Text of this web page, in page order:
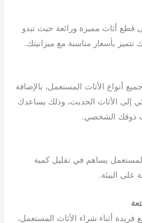
أثاث مميزة ورائعة حيث تبدو
تتميز بأسعار مناسبة مع ميزانيتك.
أنواع الأثاث المستعمل، بالإضافة
إلى الأثاث الحديث، وذلك يساعدك
ذوقك الشخصي.
المستعمل يساهم في تقليل كمية
على البيئة.
أثناء شراء الأثاث المستعمل،